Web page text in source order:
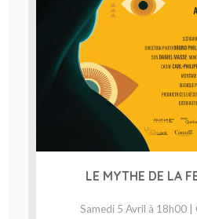
LE MYTHE DE LA
Samedi 5 Avril à 18h00 |